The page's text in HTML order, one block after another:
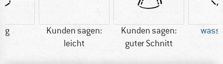
g
Kunden sagen:
leicht
Kunden sagen:
guter Schnitt